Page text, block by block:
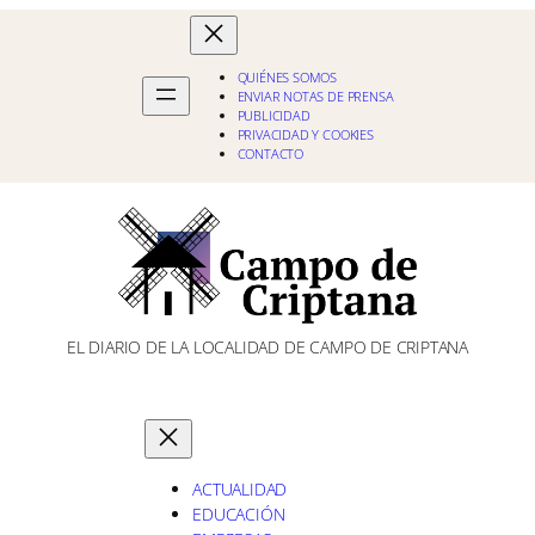
QUIÉNES SOMOS
ENVIAR NOTAS DE PRENSA
PUBLICIDAD
PRIVACIDAD Y COOKIES
CONTACTO
EL DIARIO DE LA LOCALIDAD DE CAMPO DE CRIPTANA
ACTUALIDAD
EDUCACIÓN